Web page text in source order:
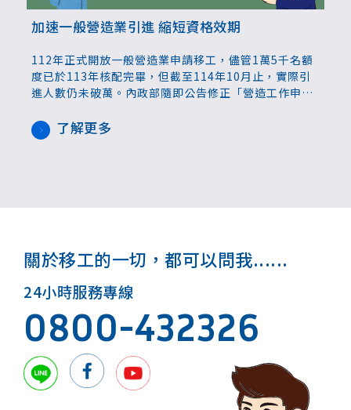
加速一般營造業引進 縮短資格效期
112年正式開放一般營造業申請移工，儘管1萬5千名額
度已於113年核配完畢，但截至114年10月止，實際引
進人數仍未破萬。內政部隨即公告修正「營造工作申請
函效期縮短為90天，並鼓勵資深移工轉任中階技術人
力，即可不受總額限制，勞動部也規範，已取得初次招
了解更多
關於移工的一切，都可以問我......
24小時服務專線
0800-432326